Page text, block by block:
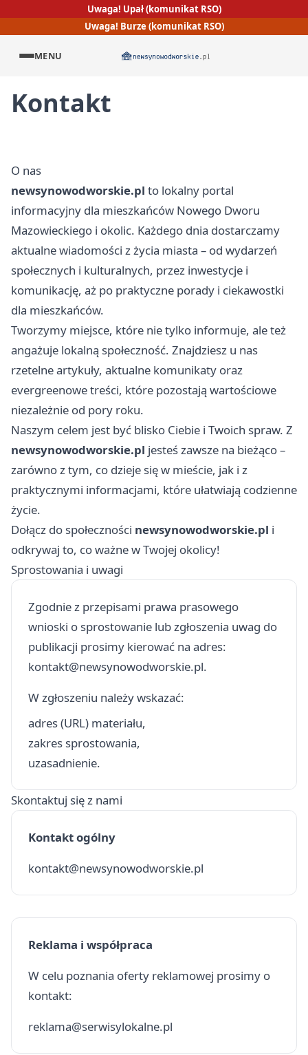
Uwaga! Upał (komunikat RSO)
Uwaga! Burze (komunikat RSO)
MENU
Kontakt
O nas
newsynowodworskie.pl to lokalny portal
informacyjny dla mieszkańców Nowego Dworu
Mazowieckiego i okolic. Każdego dnia dostarczamy
aktualne wiadomości z życia miasta – od wydarzeń
społecznych i kulturalnych, przez inwestycje i
komunikację, aż po praktyczne porady i ciekawostki
dla mieszkańców.
Tworzymy miejsce, które nie tylko informuje, ale też
angażuje lokalną społeczność. Znajdziesz u nas
rzetelne artykuły, aktualne komunikaty oraz
evergreenowe treści, które pozostają wartościowe
niezależnie od pory roku.
Naszym celem jest być blisko Ciebie i Twoich spraw. Z
newsynowodworskie.pl jesteś zawsze na bieżąco –
zarówno z tym, co dzieje się w mieście, jak i z
praktycznymi informacjami, które ułatwiają codzienne
życie.
Dołącz do społeczności newsynowodworskie.pl i
odkrywaj to, co ważne w Twojej okolicy!
Sprostowania i uwagi
Zgodnie z przepisami prawa prasowego
wnioski o sprostowanie lub zgłoszenia uwag do
publikacji prosimy kierować na adres:
kontakt@newsynowodworskie.pl.
W zgłoszeniu należy wskazać:
adres (URL) materiału,
zakres sprostowania,
uzasadnienie.
Skontaktuj się z nami
Kontakt ogólny
kontakt@newsynowodworskie.pl
Reklama i współpraca
W celu poznania oferty reklamowej prosimy o
kontakt:
reklama@serwisylokalne.pl